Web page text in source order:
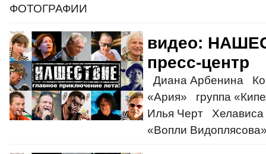
ФОТОГРАФИИ
видео:
пресс-центр
Диана Арбенина
«Ария» группа
Илья Черт Хелависа
«Вопли